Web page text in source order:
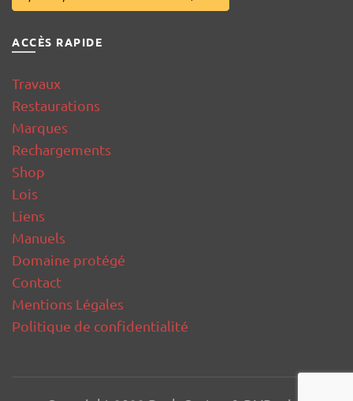
ACCÈS RAPIDE
Travaux
Restaurations
Marques
Rechargements
Shop
Lois
Liens
Manuels
Domaine protégé
Contact
Mentions Légales
Politique de confidentialité